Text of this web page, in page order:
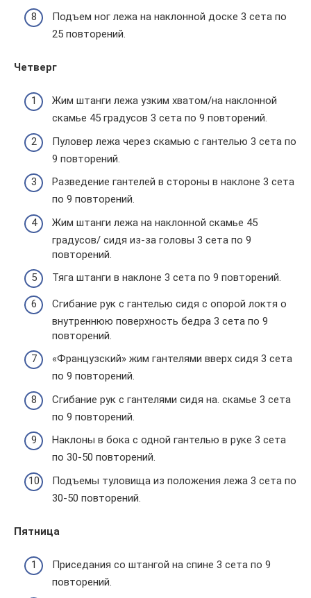
Подъем ног лежа на наклонной доске 3 сета по
25 повторений.
Четверг
Жим штанги лежа узким хватом/на наклонной
скамье 45 градусов 3 сета по 9 повторений.
Пуловер лежа через скамью с гантелью 3 сета по
9 повторений.
Разведение гантелей в стороны в наклоне 3 сета
по 9 повторений.
Жим штанги лежа на наклонной скамье 45
градусов/ сидя из-за головы 3 сета по 9
повторений.
Тяга штанги в наклоне 3 сета по 9 повторений.
Сгибание рук с гантелью сидя с опорой локтя о
внутреннюю поверхность бедра 3 сета по 9
повторений.
«Французский» жим гантелями вверх сидя 3 сета
по 9 повторений.
Сгибание рук с гантелями сидя на. скамье 3 сета
по 9 повторений.
Наклоны в бока с одной гантелью в руке 3 сета
по 30-50 повторений.
Подъемы туловища из положения лежа 3 сета по
30-50 повторений.
Пятница
Приседания со штангой на спине 3 сета по 9
повторений.